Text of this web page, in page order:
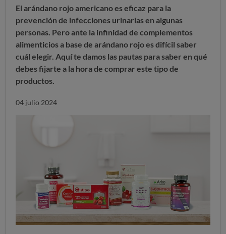
El arándano rojo americano es eficaz para la
prevención de infecciones urinarias en algunas
personas. Pero ante la infinidad de complementos
alimenticios a base de arándano rojo es difícil saber
cuál elegir. Aquí te damos las pautas para saber en qué
debes fijarte a la hora de comprar este tipo de
productos.
04 julio 2024